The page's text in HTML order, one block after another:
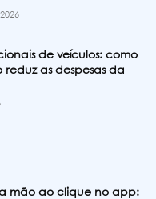
de veículos: como
as despesas da
mão ao clique no app: